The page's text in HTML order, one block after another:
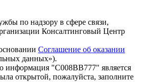
по надзору в сфере связи,
Консалтинговый Центр
Соглашение об оказании
данных»).
информация "С008ВВ777" является
открытой, пожалуйста, заполните